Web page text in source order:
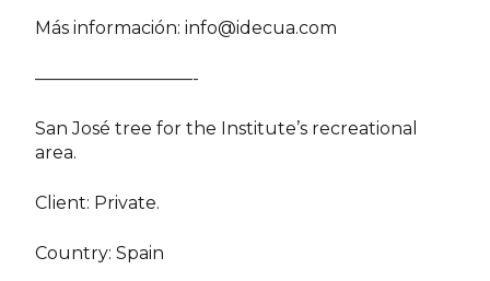
Más información:info@idecua.com
—————————-
San José tree for the Institute’s recreational
area.
Client: Private.
Country: Spain